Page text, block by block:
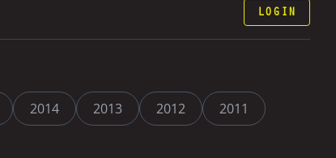
LOGIN
2014 2013 2012 2011